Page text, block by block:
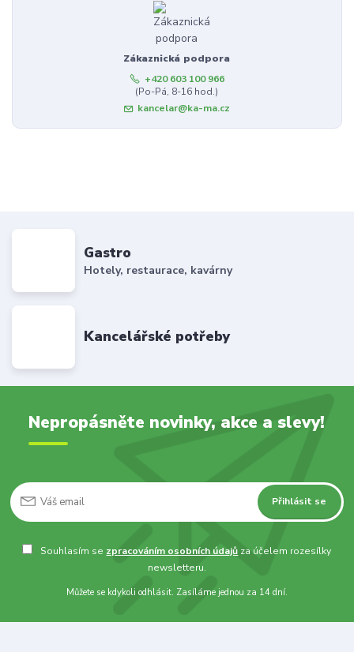
Zákaznická podpora
+420 603 100 966
(Po-Pá, 8-16 hod.)
kancelar@ka-ma.cz
Gastro
Hotely, restaurace, kavárny
Kancelářské potřeby
Nepropásněte novinky, akce a slevy!
Přihlásit se
Souhlasím se zpracováním osobních údajů za účelem rozesílky
newsletteru.
Můžete se kdykoli odhlásit. Zasíláme jednou za 14 dní.